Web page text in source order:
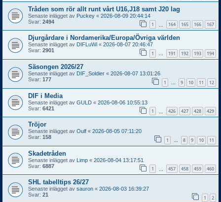
Tråden som rör allt runt vårt U16,J18 samt J20 lag
Senaste inlägget av Puckey « 2026-08-09 20:44:14
Svar: 2494 1 164 165 166 167
Djurgårdare i Nordamerika/Europa/Övriga världen
Senaste inlägget av DIFLuWi « 2026-08-07 20:46:47
Svar: 2901 1 … 191 192 193 194
Säsongen 2026/27
Senaste inlägget av DIF_Soldier « 2026-08-07 13:01:26
Svar: 177 1 … 9 10 11 12
DIF i Media
Senaste inlägget av GULD « 2026-08-06 10:55:13
Svar: 6421 1 426 427 428 429
Tröjor
Senaste inlägget av Oulf « 2026-08-05 07:11:20
Svar: 158 1 … 8 9 10 11
Skadetråden
Senaste inlägget av Limp « 2026-08-04 13:17:51
Svar: 6887 1 457 458 459 460
SHL tabelltips 26/27
Senaste inlägget av sauron « 2026-08-03 16:39:27
Svar: 21 1 2